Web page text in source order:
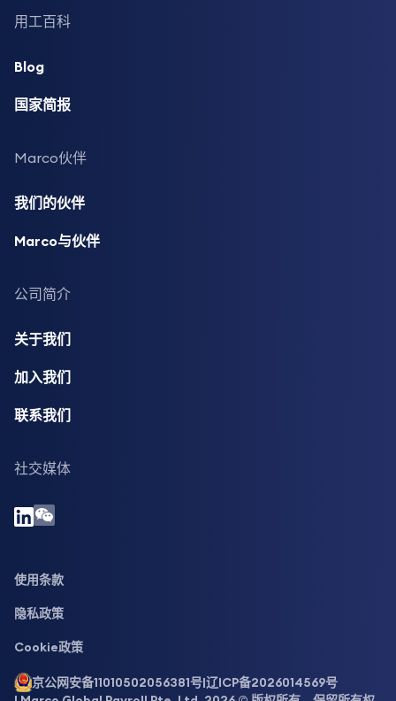
用工百科
Blog
国家简报
Marco伙伴
我们的伙伴
Marco与伙伴
公司简介
关于我们
加入我们
联系我们
社交媒体
使用条款
隐私政策
Cookie政策
京公网安备11010502056381号|辽ICP备2026014569号